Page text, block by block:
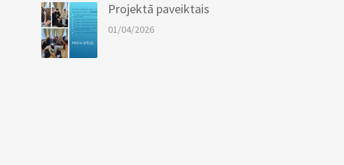
Projektā paveiktais
01/04/2026